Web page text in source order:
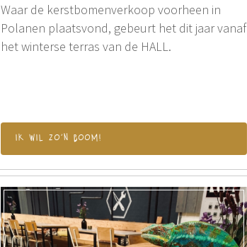
Waar de kerstbomenverkoop voorheen in
Polanen plaatsvond, gebeurt het dit jaar vanaf
het winterse terras van de HALL.
ik wil zo'n boom!